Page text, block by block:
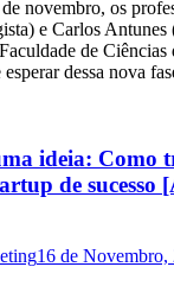
novembro, os
e Carlos
de
dessa nova
ideia: Como
de sucesso
16 de Novembro,